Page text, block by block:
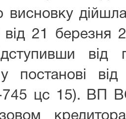
висновку
21 березня
від
у постанові
цс 15). ВП